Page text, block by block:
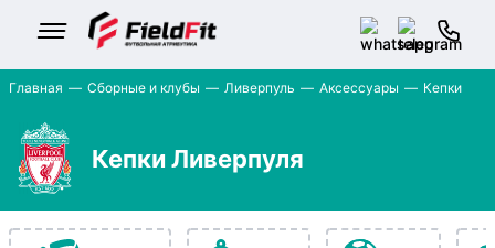
Главная Сборные и клубы Ливерпуль Аксессуары Кепки
Кепки Ливерпуля